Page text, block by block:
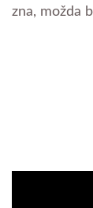
zna, možda